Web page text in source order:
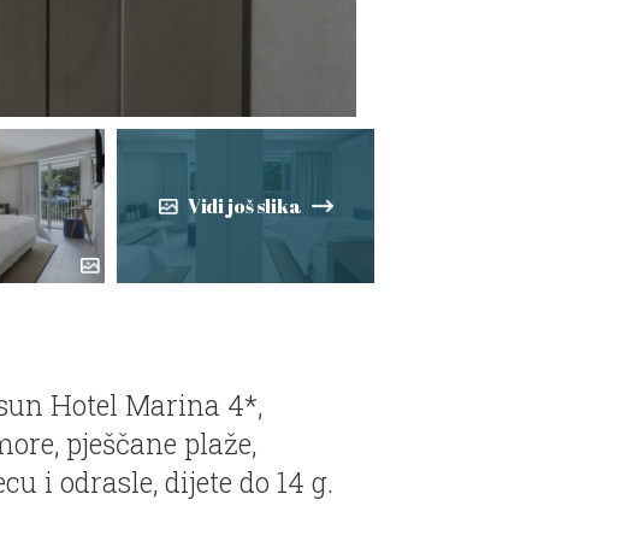
Vidi još slika
Hotel Marina 4*,
pješčane plaže,
i odrasle, dijete do 14 g.